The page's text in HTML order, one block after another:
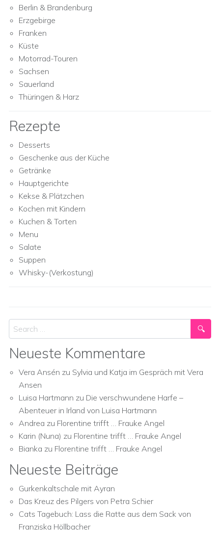
Berlin & Brandenburg
Erzgebirge
Franken
Küste
Motorrad-Touren
Sachsen
Sauerland
Thüringen & Harz
Rezepte
Desserts
Geschenke aus der Küche
Getränke
Hauptgerichte
Kekse & Plätzchen
Kochen mit Kindern
Kuchen & Torten
Menu
Salate
Suppen
Whisky-(Verkostung)
Search
Neueste Kommentare
Vera Ansén zu Sylvia und Katja im Gespräch mit Vera
Ansen
Luisa Hartmann zu Die verschwundene Harfe –
Abenteuer in Irland von Luisa Hartmann
Andrea zu Florentine trifft … Frauke Angel
Karin (Nuna) zu Florentine trifft … Frauke Angel
Bianka zu Florentine trifft … Frauke Angel
Neueste Beiträge
Gurkenkaltschale mit Ayran
Das Kreuz des Pilgers von Petra Schier
Cats Tagebuch: Lass die Ratte aus dem Sack von
Franziska Höllbacher